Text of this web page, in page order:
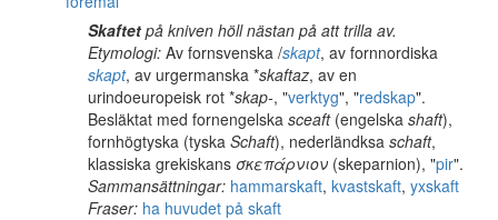
Skaftet på kniven höll nästan på att trilla av.
Etymologi: Av fornsvenska /skapt, av fornnordiska
skapt, av urgermanska *skaftaz, av en
urindoeuropeisk rot *skap-, "verktyg", "redskap".
Besläktat med fornengelska sceaft(engelska shaft),
fornhögtyska (tyska Schaft), nederländksa schaft,
klassiska grekiskans σκεπάρνιον (skeparnion), "pir".
Sammansättningar: hammarskaft, kvastskaft, yxskaft
Fraser: ha huvudet på skaft